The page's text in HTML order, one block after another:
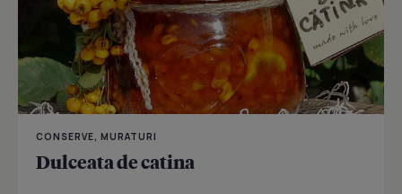
CONSERVE, MURATURI
Dulceata de catina